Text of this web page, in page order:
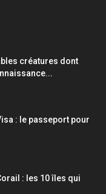
créatures dont
: le passeport pour
: les 10 îles qui